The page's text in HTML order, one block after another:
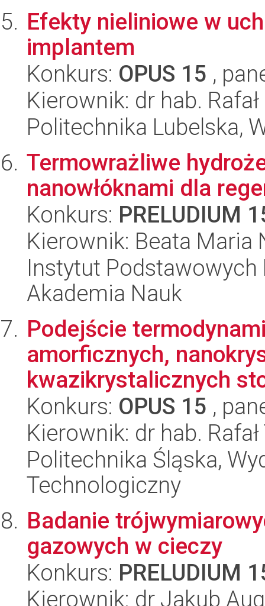
Efekty nieliniowe w
implantem
Konkurs: OPUS 15 ,
Kierownik: dr hab.
Politechnika Lubelska,
Termowrażliwe
nanowłóknami dla
Konkurs: PRELUDIUM
Kierownik: Beata Maria
Instytut
Akademia Nauk
Podejście
amorficznych,
kwazikrystalicznych
Konkurs: OPUS 15 ,
Kierownik: dr hab.
Politechnika Śląska,
Technologiczny
Badanie
gazowych w cieczy
Konkurs: PRELUDIUM
Kierownik: dr Jakub